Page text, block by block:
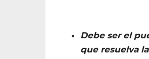
Debe ser el
que resuelva